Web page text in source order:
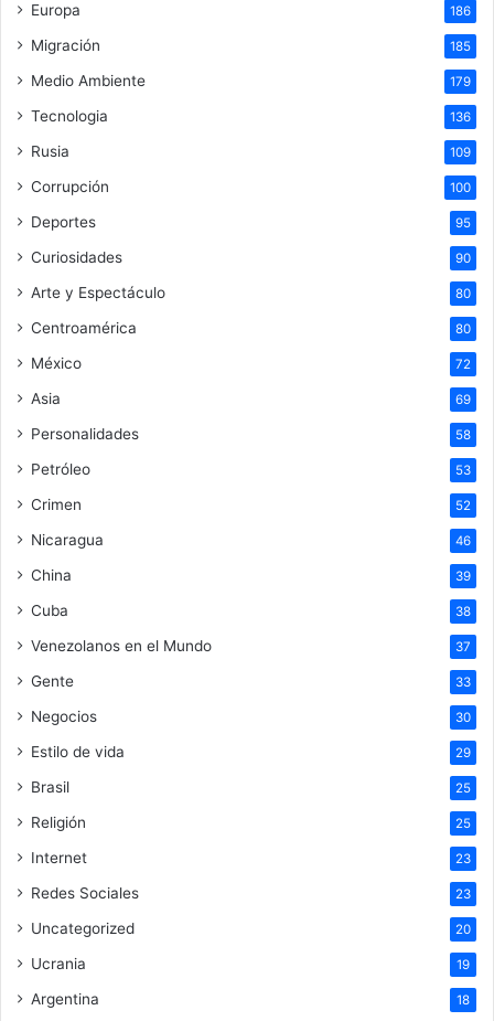
Europa 186
Migración 185
Medio Ambiente 179
Tecnologia 136
Rusia 109
Corrupción 100
Deportes 95
Curiosidades 90
Arte y Espectáculo 80
Centroamérica 80
México 72
Asia 69
Personalidades 58
Petróleo 53
Crimen 52
Nicaragua 46
China 39
Cuba 38
Venezolanos en el Mundo 37
Gente 33
Negocios 30
Estilo de vida 29
Brasil 25
Religión 25
Internet 23
Redes Sociales 23
Uncategorized 20
Ucrania 19
Argentina 18